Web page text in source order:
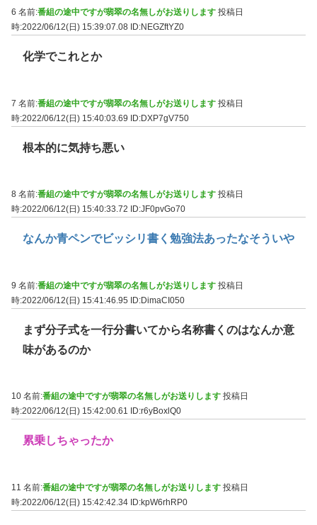
6 名前:番組の途中ですが翡翠の名無しがお送りします 投稿日
時:2022/06/12(日) 15:39:07.08 ID:NEGZftYZ0
化学でこれとか
7 名前:番組の途中ですが翡翠の名無しがお送りします 投稿日
時:2022/06/12(日) 15:40:03.69 ID:DXP7gV750
根本的に気持ち悪い
8 名前:番組の途中ですが翡翠の名無しがお送りします 投稿日
時:2022/06/12(日) 15:40:33.72
ID:JF0pvGo70
なんか青ペンでビッシリ書く勉強法あったなそういや
9 名前:番組の途中ですが翡翠の名無しがお送りします 投稿日
時:2022/06/12(日) 15:41:46.95 ID:DimaCI050
まず分子式を一行分書いてから名称書くのはなんか意
味があるのか
10 名前:番組の途中ですが翡翠の名無しがお送りします 投稿日
時:2022/06/12(日) 15:42:00.61
ID:r6yBoxlQ0
累乗しちゃったか
11 名前:番組の途中ですが翡翠の名無しがお送りします 投稿日
時:2022/06/12(日) 15:42:42.34 ID:kpW6rhRP0